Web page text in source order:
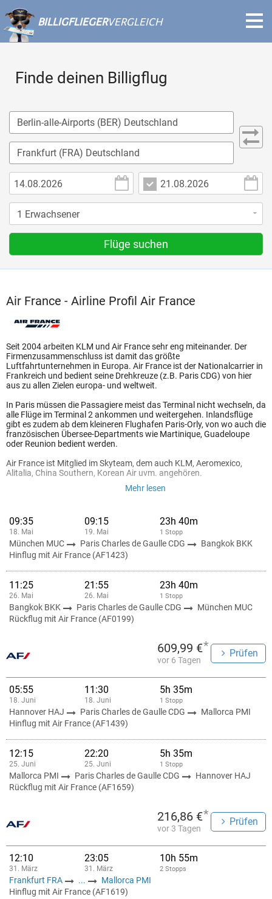
BILLIGFLIEGERVERGLEICH
Finde deinen Billigflug
Flüge suchen
Air France - Airline Profil Air France
Seit 2004 arbeiten KLM und Air France sehr eng miteinander. Der
Firmenzusammenschluss ist damit das größte
Luftfahrtunternehmen in Europa. Air France ist der Nationalcarrier in
Frankreich und bedient seine Drehkreuze (z.B. Paris CDG) von hier
aus zu allen Zielen europa- und weltweit.
In Paris müssen die Passagiere meist das Terminal nicht wechseln, da
alle Flüge im Terminal 2 ankommen und weitergehen. Inlandsflüge
gibt es zudem ab dem kleineren Flughafen Paris-Orly, von wo auch die
französischen Übersee-Departments wie Martinique, Guadeloupe
oder Reunion bedient werden.
Air France ist Mitglied im Skyteam, dem auch KLM, Aeromexico,
Alitalia, China Southern, Korean Air uvm. angehören.
Mehr lesen
09:35
18. Mai
09:15
19. Mai
23h 40m
1 Stopp
München MUC Paris Charles de Gaulle CDG
Bangkok BKK
Hinflug mit Air France (AF1423)
11:25
26. Mai
21:55
26. Mai
23h 40m
1 Stopp
Bangkok BKK Paris Charles de Gaulle CDG
München MUC
Rückflug mit Air France (AF0199)
609,99 €*
vor 6 Tagen
Prüfen
05:55
18. Juni
11:30
18. Juni
5h 35m
1 Stopp
Hannover HAJ Paris Charles de Gaulle CDG
Mallorca PMI
Hinflug mit Air France (AF1439)
12:15
25. Juni
22:20
25. Juni
5h 35m
1 Stopp
Mallorca PMI Paris Charles de Gaulle CDG
Hannover HAJ
Rückflug mit Air France (AF1659)
216,86 €*
vor 3 Tagen
Prüfen
12:10
31. März
23:05
31. März
10h 55m
2 Stopps
Frankfurt FRA ...
Mallorca PMI
Hinflug mit Air France (AF1619)